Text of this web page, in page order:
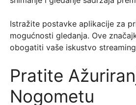
Istražite postavke aplikacije za
mogućnosti gledanja. Ove
obogatiti vaše iskustvo
Pratite
Nogometu